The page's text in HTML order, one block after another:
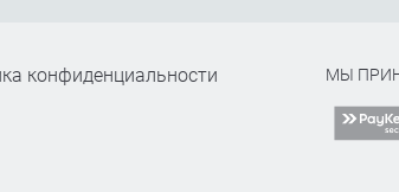
конфиденциальности МЫ